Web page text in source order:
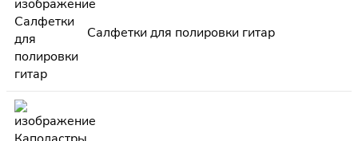
Салфетки для полировки гитар